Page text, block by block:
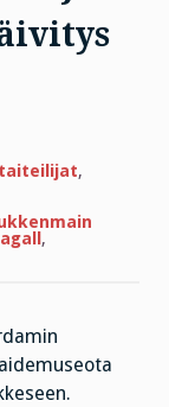
,
,